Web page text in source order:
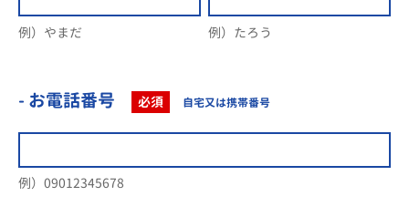
例）やまだ 例）たろう
- お電話番号 必須 自宅又は携帯番号
例）09012345678